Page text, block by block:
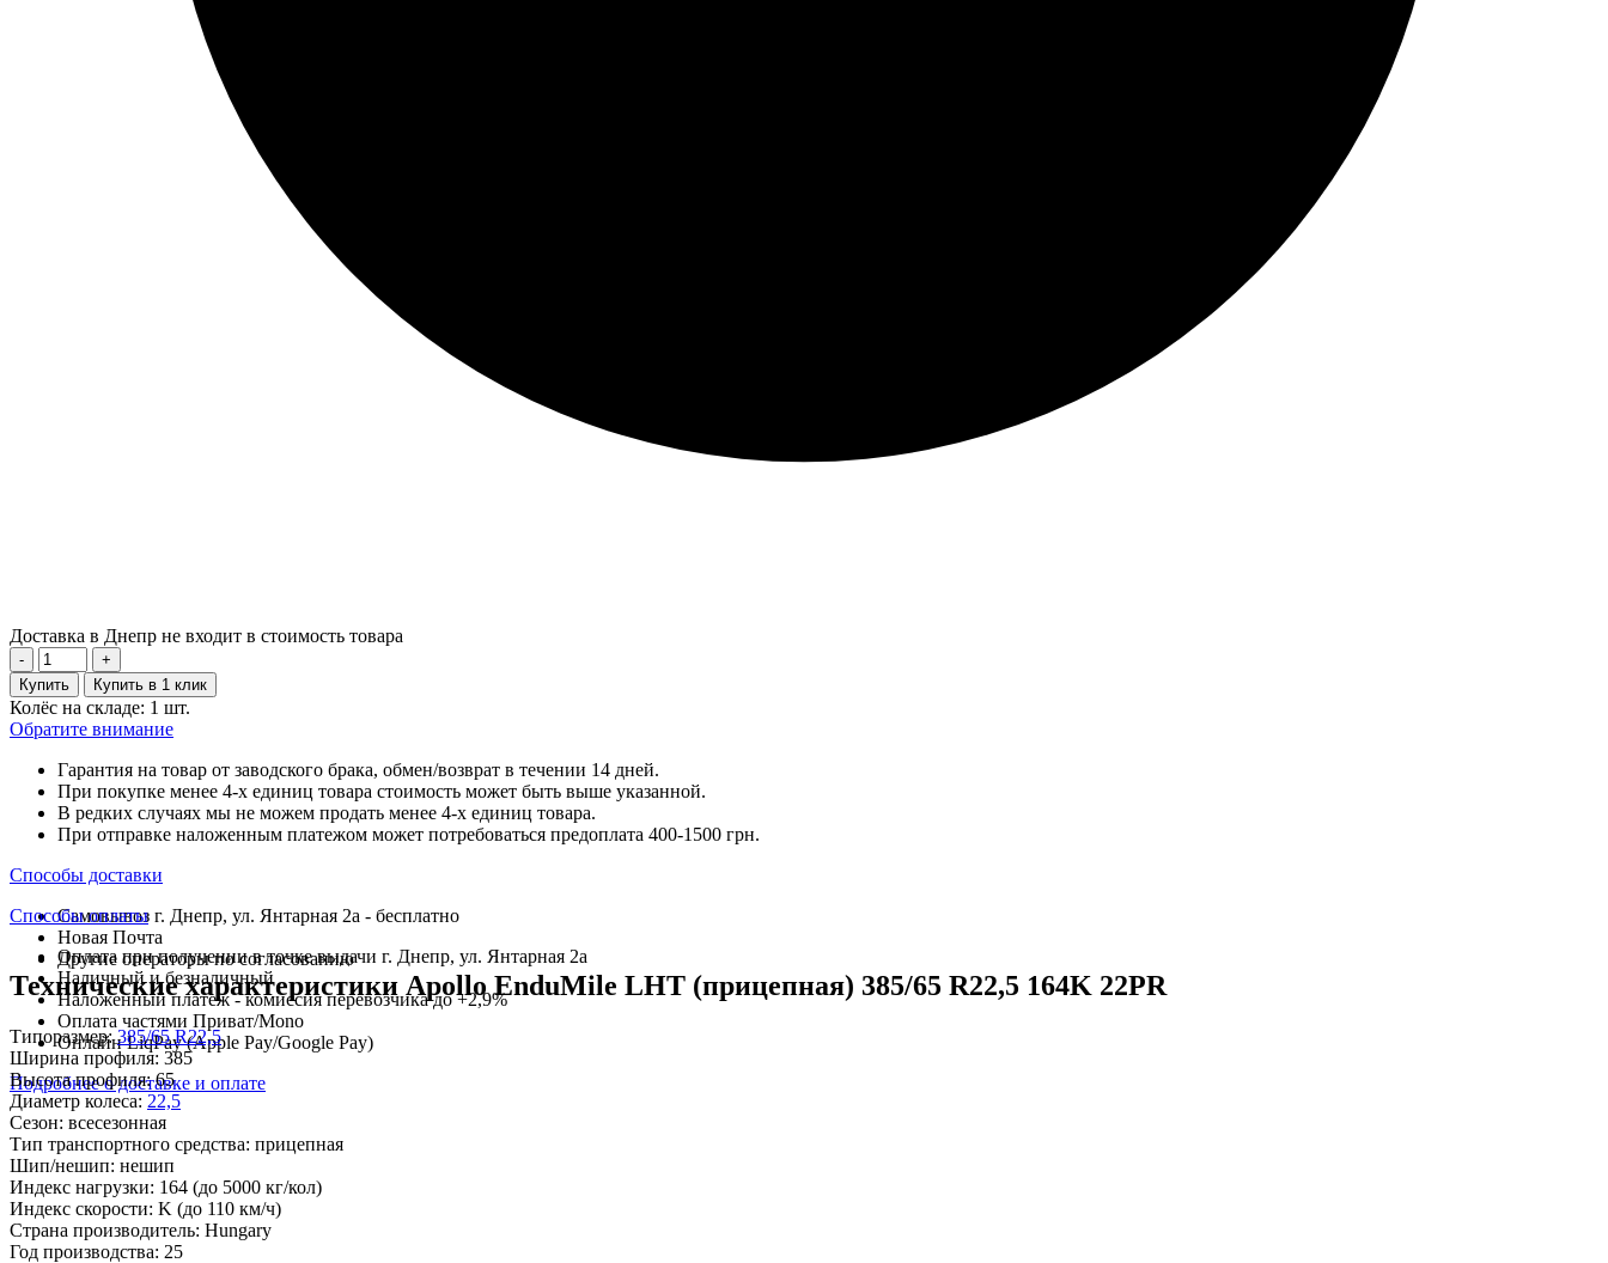
Доставка в Днепр не входит в стоимость товара
-
+
Купить
Купить в 1 клик
Колёс на складе: 1 шт.
Обратите внимание
Гарантия на товар от заводского брака, обмен/возврат в течении 14 дней.
При покупке менее 4-х единиц товара стоимость может быть выше указанной.
В редких случаях мы не можем продать менее 4-х единиц товара.
При отправке наложенным платежом может потребоваться предоплата 400-1500 грн.
Способы доставки
Самовывоз г. Днепр, ул. Янтарная 2а - бесплатно
Новая Почта
Другие операторы по согласованию
Способы оплаты
Оплата при получении в точке выдачи г. Днепр, ул. Янтарная 2а
Наличный и безналичный
Наложенный платеж - комиссия перевозчика до +2,9%
Оплата частями Приват/Mono
Онлайн LiqPay (Apple Pay/Google Pay)
Подробнее о доставке и оплате
Технические характеристики Apollo EnduMile LHT (прицепная) 385/65 R22,5 164K 22PR
Типоразмер:385/65 R22,5
Ширина профиля: 385
Высота профиля:65
Диаметр колеса: 22,5
Сезон: всесезонная
Тип транспортного средства: прицепная
Шип/нешип: нешип
Индекс нагрузки: 164 (до 5000 кг/кол)
Индекс скорости: K (до 110 км/ч)
Страна производитель: Hungary
Год производства: 25